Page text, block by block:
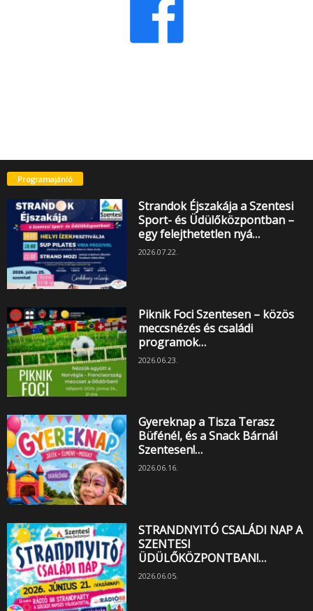
Programajánló
Strandok Éjszakája a Szentesi
Sport- és Üdülőközpontban –
egy felejthetetlen nyá…
2026.07.22.
Piknik Foci Szentesen – közös
meccsnézés és családi
programok…
2026.06.23.
Gyereknap a Tisza Terasz
Büfénél, és a Snack Bárnál
Szentesen!…
2026.06.16.
STRANDNYITÓ CSALÁDI NAP A
SZENTESI
ÜDÜLŐKÖZPONTBAN!…
2026.06.05.